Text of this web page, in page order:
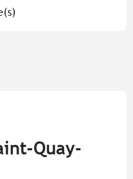
Quay-